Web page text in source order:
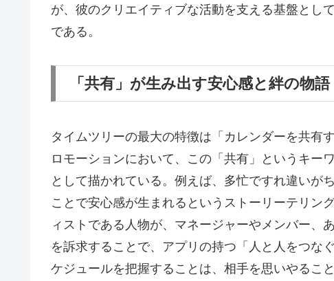
が、彼のクリエイティブな活動を支える基盤とし
である。
「共有」が生み出す安心感と絆の物語
タイムツリーの最大の特徴は「カレンダーを共有
ロモーションにおいて、この「共有」というキー
として描かれている。例えば、多忙ですれ違いが
ことで安心感が生まれるというストーリーテリン
ィストである人物が、マネージャーやメンバー、
を訴求することで、アプリの持つ「人と人をつな
ケジュールを把握することは、相手を思いやるこ